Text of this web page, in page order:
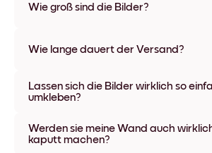
Wie groß sind die Bilder?
Erhältlich in verschiedenen Materialien
Wie lange dauert der Versand?
Ländern bieten wir auch Expressversand
bekommst Du nach Bestellaufgabe
Lassen sich die Bilder wirklich so
umkleben?
umpositionieren zu lassen, ohne die Wände
beschädigen.
Werden sie meine Wand auch
kaputt machen?